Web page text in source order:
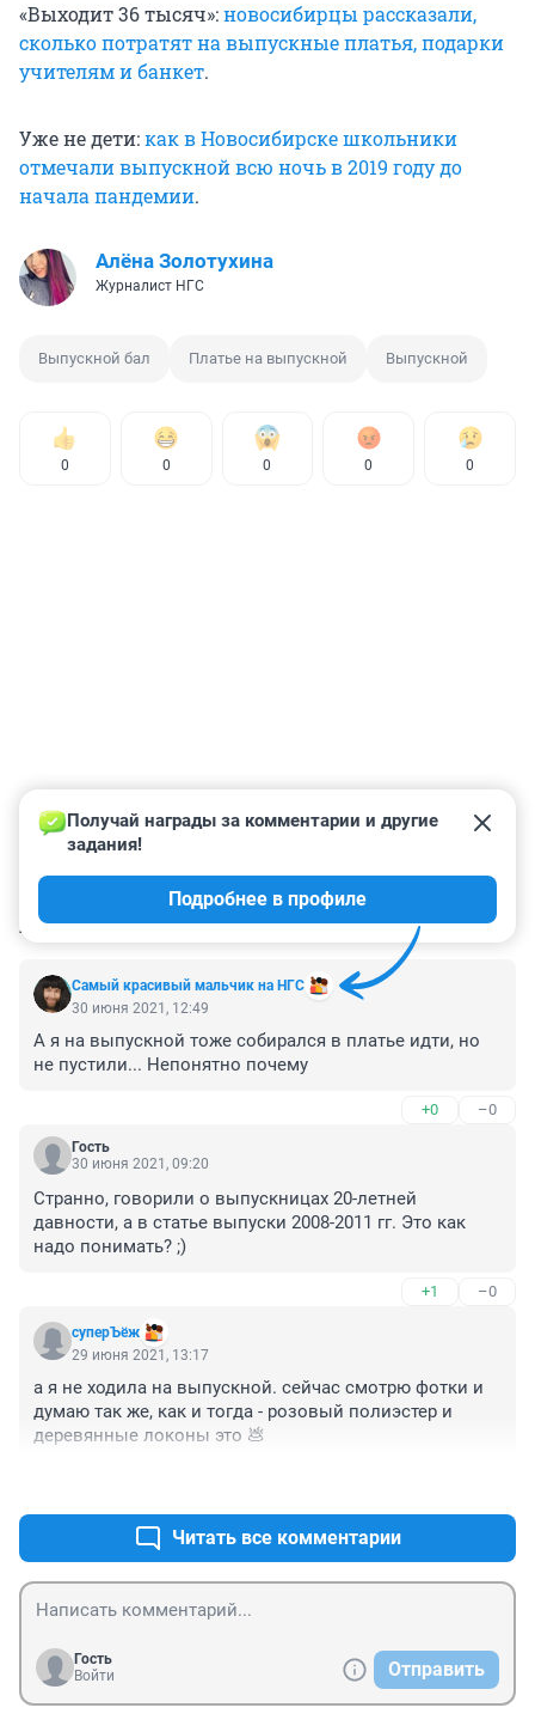
«Выходит 36 тысяч»:новосибирцы рассказали,
сколько потратят на выпускные платья, подарки
учителям и банкет.
Уже не дети:как в Новосибирске школьники
отмечали выпускной всю ночь в 2019 году до
начала пандемии.
Алёна Золотухина
Журналист НГС
Выпускной бал Платье на выпускной Выпускной
0 0 0 0 0
КОММЕНТАРИИ 108
Самый красивый мальчик на НГС
Получай награды за комментарии и другие
задания!
Подробнее в профиле
30 июня 2021, 12:49
А я на выпускной тоже собирался в платье идти, но
не пустили... Непонятно почему
+0 –0
Гость
30 июня 2021, 09:20
Странно, говорили о выпускницах 20-летней
давности, а в статье выпуски 2008-2011 гг. Это как
надо понимать? ;)
+1 –0
суперЪёж
29 июня 2021, 13:17
а я не ходила на выпускной. сейчас смотрю фотки и
думаю так же, как и тогда - розовый полиэстер и
деревянные локоны это 💩
Читать все комментарии
Гость
Войти
Отправить